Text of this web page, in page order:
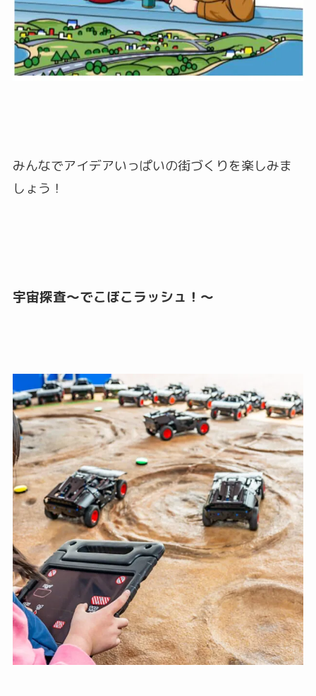
みんなでアイデアいっぱいの街づくりを楽しみま
しょう！
宇宙探査〜でこぼこラッシュ！〜